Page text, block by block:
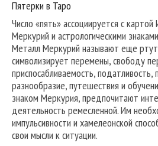
Пятерки в Таро
Число «пять» ассоциируется с
Меркурий и астрологическими
Металл Меркурий называют еще
символизирует перемены, свободу
приспосабливаемость, податливость,
разнообразие, путешествия и
знаком Меркурия, предпочитают
деятельность ремесленной. Им
импульсивности и хамелеонской
свои мысли к ситуации.